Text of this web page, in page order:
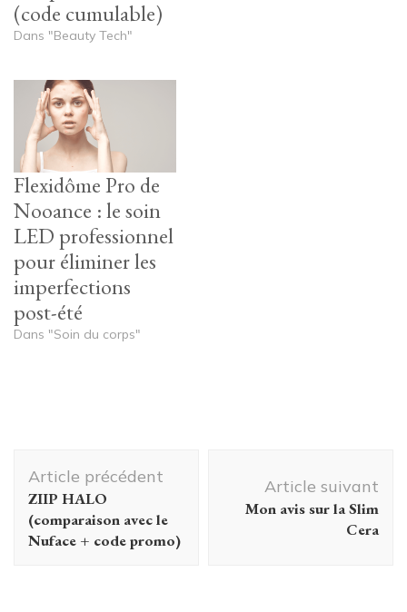
(code cumulable)
Dans "Beauty Tech"
Flexidôme Pro de
Nooance : le soin
LED professionnel
pour éliminer les
imperfections
post-été
Dans "Soin du corps"
d'article
Article précédent
ZIIP HALO
(comparaison avec le
Nuface + code promo)
Article suivant
Mon avis sur la Slim
Cera